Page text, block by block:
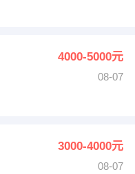
4000-5000元
08-07
3000-4000元
08-07